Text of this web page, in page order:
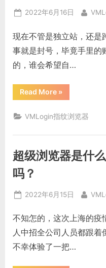
户
吗？”
Posted
2022年6月16日 By
现在不管是独立站，还是
事就是封号，毕竟手里的
的，谁会希望自…
Read More“多
开
览
器
什
可
以
多
多
开
号
的
依
据
是
什
»
VMLogin指纹浏览器
超级浏览器是什
吗？
Posted
2022年6月15日 By
不知怎的，这次上海的疫
人中招全公司人员都跟着
不幸体验了一把…